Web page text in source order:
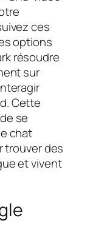
ces
options
résoudre
sur
Cette
se
chat
trouver des
et vivent